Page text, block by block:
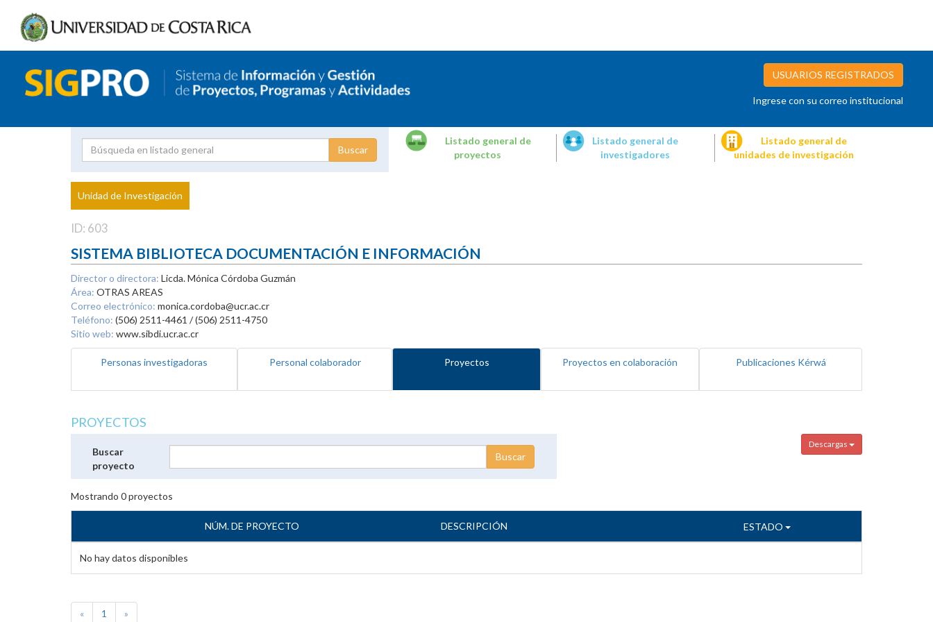
USUARIOS REGISTRADOS
Ingrese con su correo institucional
Proyecto
Investigador
Listado general de
proyectos
Listado general de
investigadores
Listado general de
unidades de investigación
Unidad de Investigación
ID: 603
SISTEMA BIBLIOTECA DOCUMENTACIÓN E INFORMACIÓN
Director o directora: Licda. Mónica Córdoba Guzmán
Área: OTRAS AREAS
Correo electrónico: monica.cordoba@ucr.ac.cr
Teléfono: (506) 2511-4461 / (506) 2511-4750
Sitio web: www.sibdi.ucr.ac.cr
Personas investigadoras Personal colaborador Proyectos Proyectos en colaboración Publicaciones Kérwá
PROYECTOS
Descargas
Buscar
proyecto
Mostrando 0proyectos
NÚM. DE PROYECTO DESCRIPCIÓN ESTADO
No hay datos disponibles
« 1 »